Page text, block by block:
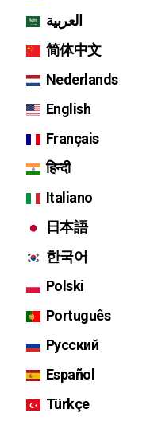
العربية
简体中文
Nederlands
English
Français
हिन्दी
Italiano
日本語
한국어
Polski
Português
Русский
Español
Türkçe